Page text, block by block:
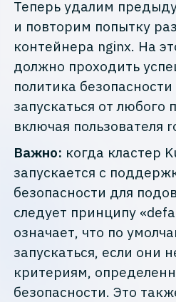
Теперь удалим
и повторим попытку
контейнера nginx. На
должно проходить
политика
запускаться от любого
включая пользователя
Важно: когда кластер
запускается с
безопасности для
следует принципу
означает, что по
запускаться, если они
критериям,
безопасности. Это